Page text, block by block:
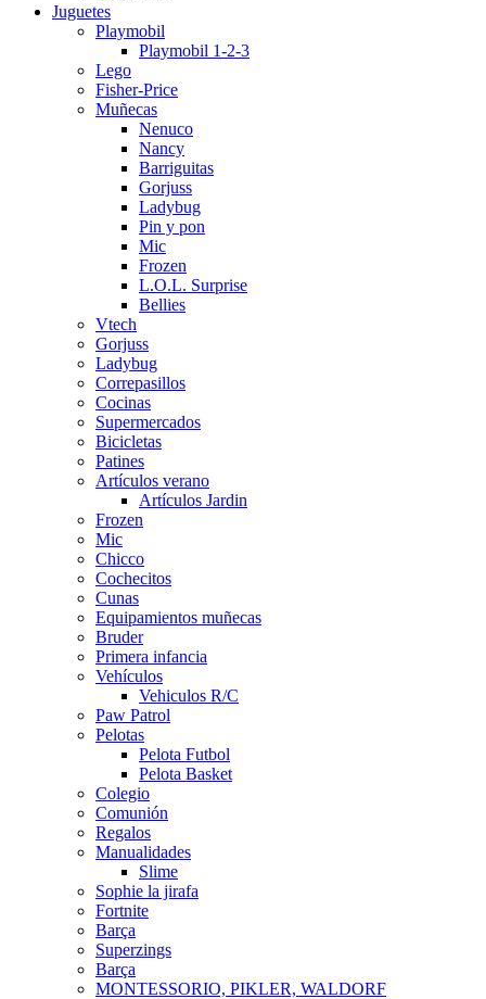
Juguetes
Playmobil
Playmobil 1-2-3
Lego
Fisher-Price
Muñecas
Nenuco
Nancy
Barriguitas
Gorjuss
Ladybug
Pin y pon
Mic
Frozen
L.O.L. Surprise
Bellies
Vtech
Gorjuss
Ladybug
Correpasillos
Cocinas
Supermercados
Bicicletas
Patines
Artículos verano
Artículos Jardin
Frozen
Mic
Chicco
Cochecitos
Cunas
Equipamientos muñecas
Bruder
Primera infancia
Vehículos
Vehiculos R/C
Paw Patrol
Pelotas
Pelota Futbol
Pelota Basket
Colegio
Comunión
Regalos
Manualidades
Slime
Sophie la jirafa
Fortnite
Barça
Superzings
Barça
MONTESSORIO, PIKLER, WALDORF